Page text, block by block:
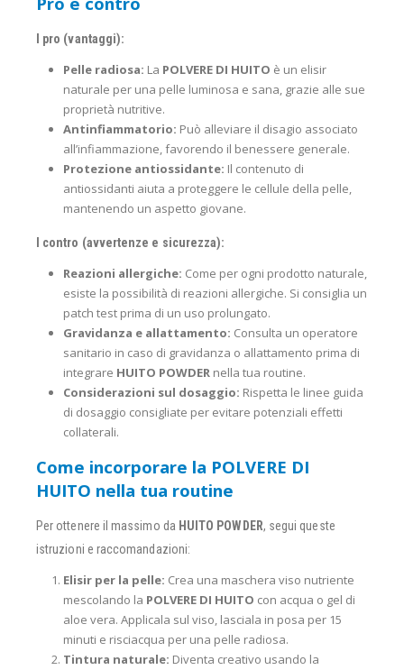
I pro (vantaggi):
Pelle radiosa: La POLVERE DI HUITO è un elisir
naturale per una pelle luminosa e sana, grazie alle sue
proprietà nutritive.
Antinfiammatorio: Può alleviare il disagio associato
all’infiammazione, favorendo il benessere generale.
Protezione antiossidante: Il contenuto di
antiossidanti aiuta a proteggere le cellule della pelle,
mantenendo un aspetto giovane.
I contro (avvertenze e sicurezza):
Reazioni allergiche: Come per ogni prodotto naturale,
esiste la possibilità di reazioni allergiche. Si consiglia un
patch test prima di un uso prolungato.
Gravidanza e allattamento: Consulta un operatore
sanitario in caso di gravidanza o allattamento prima di
integrare HUITO POWDERnella tua routine.
Considerazioni sul dosaggio: Rispetta le linee guida
di dosaggio consigliate per evitare potenziali effetti
collaterali.
Come incorporare la POLVERE DI
HUITO nella tua routine
Per ottenere il massimo da HUITO POWDER, segui queste
istruzioni e raccomandazioni:
Elisir per la pelle: Crea una maschera viso nutriente
mescolando la POLVERE DI HUITO con acqua o gel di
aloe vera. Applicala sul viso, lasciala in posa per 15
minuti e risciacqua per una pelle radiosa.
Tintura naturale: Diventa creativo usando la